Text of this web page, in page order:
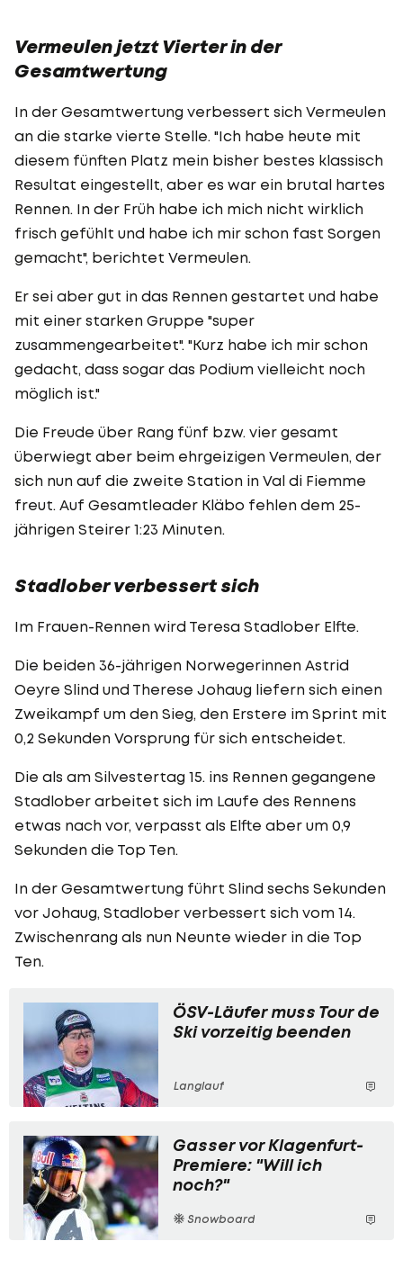
Vermeulen jetzt Vierter in der
Gesamtwertung
In der Gesamtwertung verbessert sich Vermeulen
an die starke vierte Stelle. "Ich habe heute mit
diesem fünften Platz mein bisher bestes klassisch
Resultat eingestellt, aber es war ein brutal hartes
Rennen. In der Früh habe ich mich nicht wirklich
frisch gefühlt und habe ich mir schon fast Sorgen
gemacht", berichtet Vermeulen.
Er sei aber gut in das Rennen gestartet und habe
mit einer starken Gruppe "super
zusammengearbeitet". "Kurz habe ich mir schon
gedacht, dass sogar das Podium vielleicht noch
möglich ist."
Die Freude über Rang fünf bzw. vier gesamt
überwiegt aber beim ehrgeizigen Vermeulen, der
sich nun auf die zweite Station in Val di Fiemme
freut. Auf Gesamtleader Kläbo fehlen dem 25-
jährigen Steirer 1:23 Minuten.
Stadlober verbessert sich
Im Frauen-Rennen wird Teresa Stadlober Elfte.
Die beiden 36-jährigen Norwegerinnen Astrid
Oeyre Slind und Therese Johaug liefern sich einen
Zweikampf um den Sieg, den Erstere im Sprint mit
0,2 Sekunden Vorsprung für sich entscheidet.
Die als am Silvestertag 15. ins Rennen gegangene
Stadlober arbeitet sich im Laufe des Rennens
etwas nach vor, verpasst als Elfte aber um 0,9
Sekunden die Top Ten.
In der Gesamtwertung führt Slind sechs Sekunden
vor Johaug, Stadlober verbessert sich vom 14.
Zwischenrang als nun Neunte wieder in die Top
Ten.
ÖSV-Läufer muss Tour de
Ski vorzeitig beenden
Langlauf
Gasser vor Klagenfurt-
Premiere: "Will ich
noch?"
Snowboard